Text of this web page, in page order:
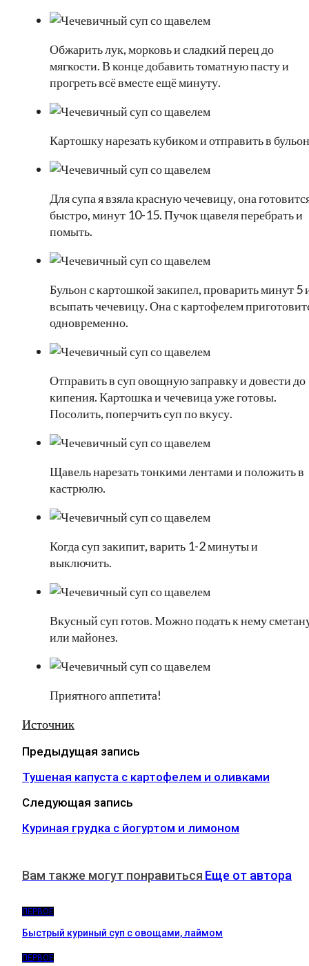
Обжарить лук, морковь и сладкий перец до
мягкости. В конце добавить томатную пасту и
прогреть всё вместе ещё минуту.
Картошку нарезать кубиком и отправить в
Для супа я взяла красную чечевицу, она
быстро, минут 10-15. Пучок щавеля перебрать и
помыть.
Бульон с картошкой закипел, проварить минут 5
всыпать чечевицу. Она с картофелем
одновременно.
Отправить в суп овощную заправку и довести до
кипения. Картошка и чечевица уже готовы.
Посолить, поперчить суп по вкусу.
Щавель нарезать тонкими лентами и положить в
кастрюлю.
Когда суп закипит, варить 1-2 минуты и
выключить.
Вкусный суп готов. Можно подать к нему
или майонез.
Приятного аппетита!
Источник
Предыдущая запись
Тушеная капуста с картофелем и оливками
Следующая запись
Куриная грудка с йогуртом и лимоном
Вам также могут понравиться Еще от автора
ПЕРВОЕ
Быстрый куриный суп с овощами, лаймом
ПЕРВОЕ